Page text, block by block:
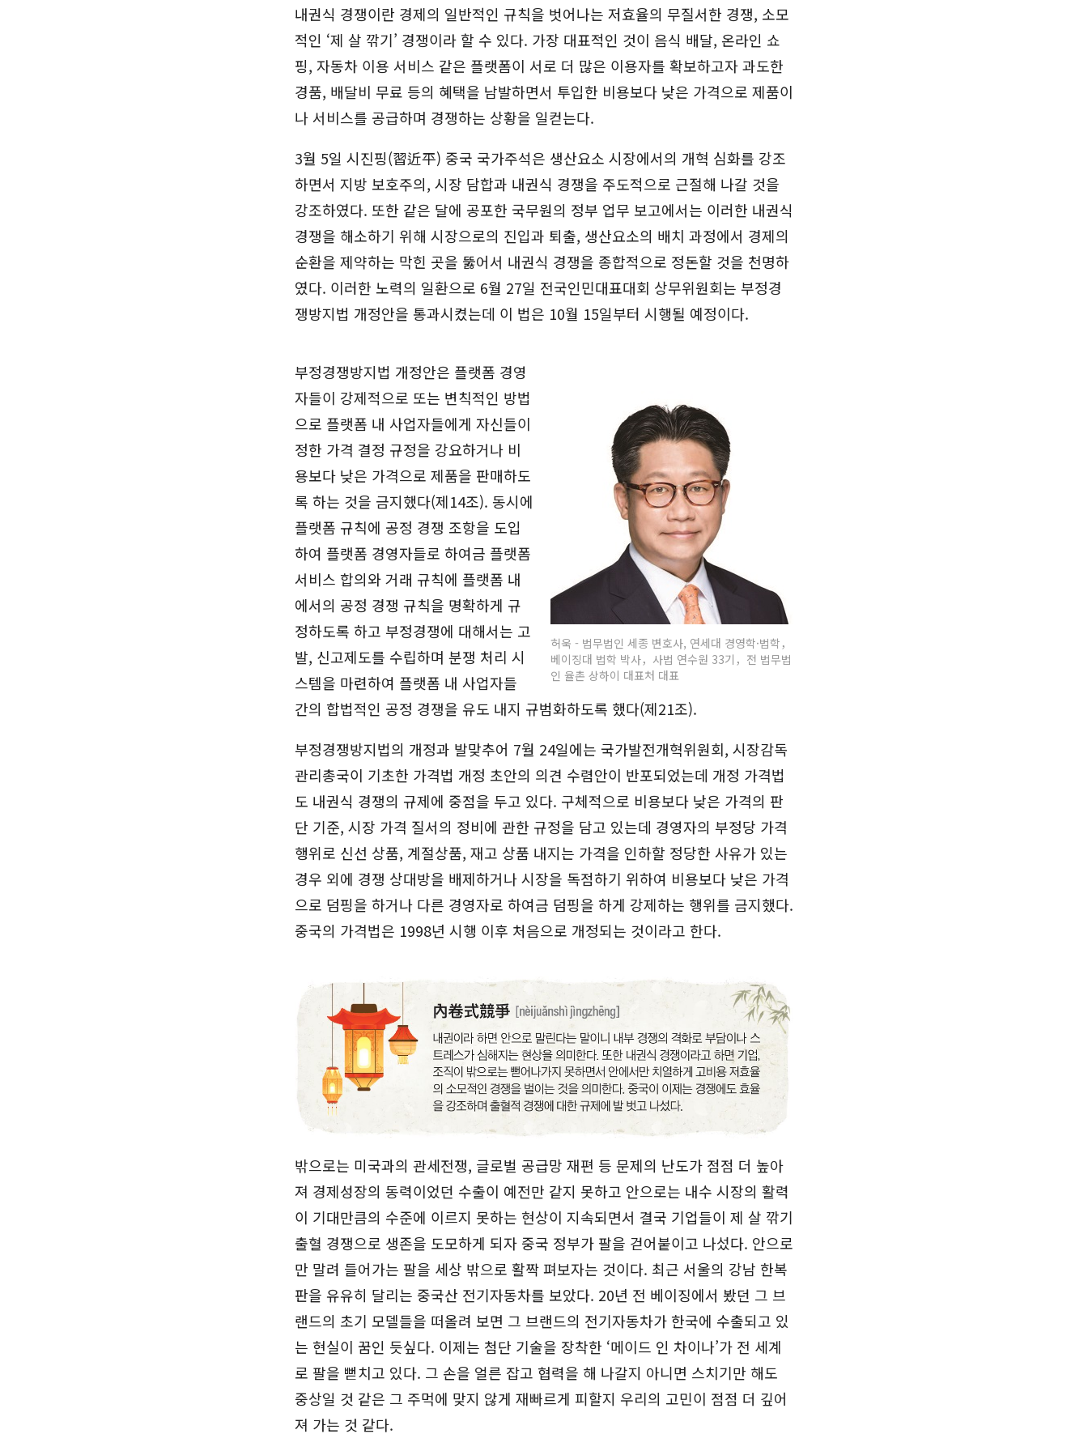
내권식 경쟁이란 경제의 일반적인 규칙을 벗어나는 저효율의 무질서한 경쟁, 소모
적인 ‘제 살 깎기’ 경쟁이라 할 수 있다. 가장 대표적인 것이 음식 배달, 온라인 쇼
핑, 자동차 이용 서비스 같은 플랫폼이 서로 더 많은 이용자를 확보하고자 과도한
경품, 배달비 무료 등의 혜택을 남발하면서 투입한 비용보다 낮은 가격으로 제품이
나 서비스를 공급하며 경쟁하는 상황을 일컫는다.
3월 5일 시진핑(習近平) 중국 국가주석은 생산요소 시장에서의 개혁 심화를 강조
하면서 지방 보호주의, 시장 담합과 내권식 경쟁을 주도적으로 근절해 나갈 것을
강조하였다. 또한 같은 달에 공포한 국무원의 정부 업무 보고에서는 이러한 내권식
경쟁을 해소하기 위해 시장으로의 진입과 퇴출, 생산요소의 배치 과정에서 경제의
순환을 제약하는 막힌 곳을 뚫어서 내권식 경쟁을 종합적으로 정돈할 것을 천명하
였다. 이러한 노력의 일환으로 6월 27일 전국인민대표대회 상무위원회는 부정경
쟁방지법 개정안을 통과시켰는데 이 법은 10월 15일부터 시행될 예정이다.
허욱 - 법무법인 세종 변호사, 연세대 경영학·법학，
베이징대 법학 박사，사법 연수원 33기，전 법무법
인 율촌 상하이 대표처 대표
부정경쟁방지법 개정안은 플랫폼 경영
자들이 강제적으로 또는 변칙적인 방법
으로 플랫폼 내 사업자들에게 자신들이
정한 가격 결정 규정을 강요하거나 비
용보다 낮은 가격으로 제품을 판매하도
록 하는 것을 금지했다(제14조). 동시에
플랫폼 규칙에 공정 경쟁 조항을 도입
하여 플랫폼 경영자들로 하여금 플랫폼
서비스 합의와 거래 규칙에 플랫폼 내
에서의 공정 경쟁 규칙을 명확하게 규
정하도록 하고 부정경쟁에 대해서는 고
발, 신고제도를 수립하며 분쟁 처리 시
스템을 마련하여 플랫폼 내 사업자들
간의 합법적인 공정 경쟁을 유도 내지 규범화하도록 했다(제21조).
부정경쟁방지법의 개정과 발맞추어 7월 24일에는 국가발전개혁위원회, 시장감독
관리총국이 기초한 가격법 개정 초안의 의견 수렴안이 반포되었는데 개정 가격법
도 내권식 경쟁의 규제에 중점을 두고 있다. 구체적으로 비용보다 낮은 가격의 판
단 기준, 시장 가격 질서의 정비에 관한 규정을 담고 있는데 경영자의 부정당 가격
행위로 신선 상품, 계절상품, 재고 상품 내지는 가격을 인하할 정당한 사유가 있는
경우 외에 경쟁 상대방을 배제하거나 시장을 독점하기 위하여 비용보다 낮은 가격
으로 덤핑을 하거나 다른 경영자로 하여금 덤핑을 하게 강제하는 행위를 금지했다.
중국의 가격법은 1998년 시행 이후 처음으로 개정되는 것이라고 한다.
밖으로는 미국과의 관세전쟁, 글로벌 공급망 재편 등 문제의 난도가 점점 더 높아
져 경제성장의 동력이었던 수출이 예전만 같지 못하고 안으로는 내수 시장의 활력
이 기대만큼의 수준에 이르지 못하는 현상이 지속되면서 결국 기업들이 제 살 깎기
출혈 경쟁으로 생존을 도모하게 되자 중국 정부가 팔을 걷어붙이고 나섰다. 안으로
만 말려 들어가는 팔을 세상 밖으로 활짝 펴보자는 것이다. 최근 서울의 강남 한복
판을 유유히 달리는 중국산 전기자동차를 보았다. 20년 전 베이징에서 봤던 그 브
랜드의 초기 모델들을 떠올려 보면 그 브랜드의 전기자동차가 한국에 수출되고 있
는 현실이 꿈인 듯싶다. 이제는 첨단 기술을 장착한 ‘메이드 인 차이나’가 전 세계
로 팔을 뻗치고 있다. 그 손을 얼른 잡고 협력을 해 나갈지 아니면 스치기만 해도
중상일 것 같은 그 주먹에 맞지 않게 재빠르게 피할지 우리의 고민이 점점 더 깊어
져 가는 것 같다.